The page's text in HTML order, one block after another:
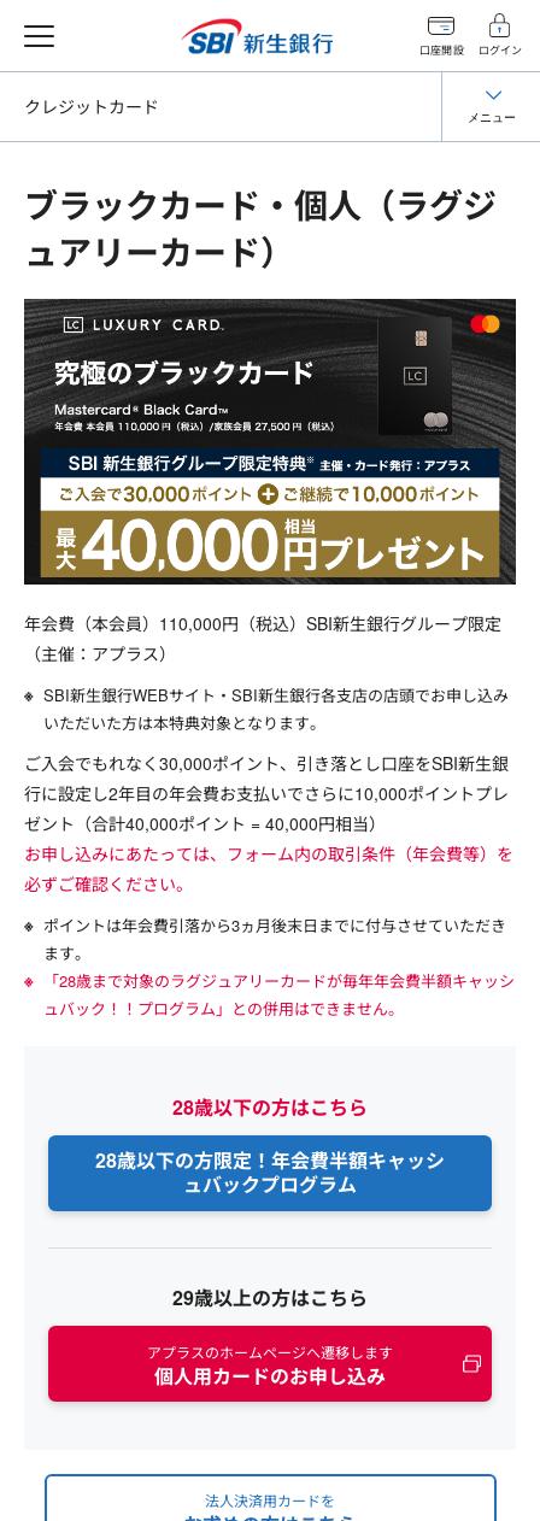
口座開設 ログイン
ブラックカード・個人（ラグジ
ュアリーカード）
年会費（本会員）110,000円（税込）SBI新生銀行グループ限定
（主催：アプラス）
SBI新生銀行WEBサイト・SBI新生銀行各支店の店頭でお申し込み
いただいた方は本特典対象となります。
ご入会でもれなく30,000ポイント、引き落とし口座をSBI新生銀
行に設定し2年目の年会費お支払いでさらに10,000ポイントプレ
ゼント（合計40,000ポイント = 40,000円相当）
お申し込みにあたっては、フォーム内の取引条件（年会費等）を
必ずご確認ください。
ポイントは年会費引落から3ヵ月後末日までに付与させていただき
ます。
「28歳まで対象のラグジュアリーカードが毎年年会費半額キャッシ
ュバック！！プログラム」との併用はできません。
28歳以下の方はこちら
28歳以下の方限定！年会費半額キャッシ
ュバックプログラム
29歳以上の方はこちら
アプラスのホームページへ遷移します
個人用カードのお申し込み
法人決済用カードを
クレジットカード メニュー